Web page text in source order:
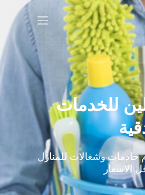
للخدمات
وشغالات للمنازل
الاسعار